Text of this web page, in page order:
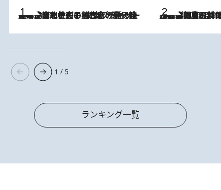
2026.8.3
《「文士の子ども被害者の会」発足！》阿川佐和子（72）が語る遠藤周作に北杜夫、劇作家・矢代静一の子どもたちの“文豪プライベート事件簿” 2026.8.8
「最後に見られてよかった」上野動物園の東園パンダ舎が解体前に特別公開。8月16日まで延長されたパネル展と共に辿る“半世紀”のパンダ飼育《解体工事の図面あり》
1 / 5
ランキング一覧